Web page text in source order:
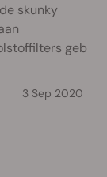
skunky
geb
3 Sep 2020